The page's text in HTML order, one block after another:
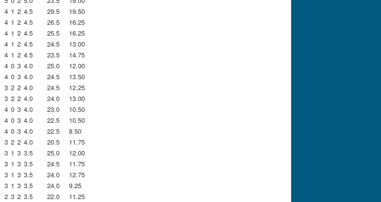
4 1 2 4.5 29.5
19.50
4 1 2 4.5 26.5
16.25
4 1 2 4.5 25.5
16.25
4 1 2 4.5 24.5
13.00
4 1 2 4.5 23.5
14.75
4 0 3 4.0 25.0
12.00
4 0 3 4.0 24.5
13.50
3 2 2 4.0 24.5
12.25
3 2 2 4.0 24.0
13.00
4 0 3 4.0 23.0
10.50
4 0 3 4.0 22.5
10.50
4 0 3 4.0 22.5
8.50
3 2 2 4.0 20.5
11.75
3 1 3 3.5 25.0
12.00
3 1 3 3.5 24.5
11.75
3 1 3 3.5 24.0
12.75
3 1 3 3.5 24.0
9.25
2 3 2 3.5 22.0
11.25